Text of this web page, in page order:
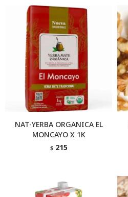
NAT-YERBA ORGANICA EL
MONCAYO X 1K
$ 215